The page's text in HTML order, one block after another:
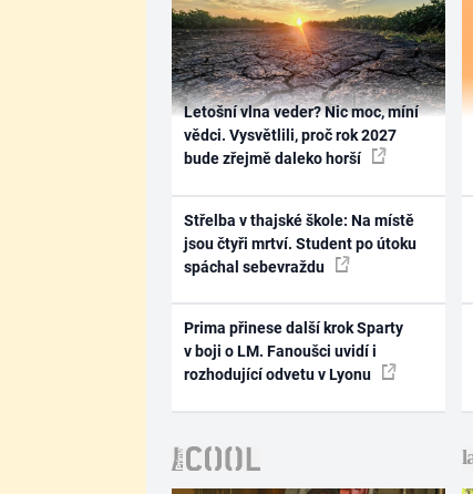
Letošní vlna veder? Nic moc, míní
vědci. Vysvětlili, proč rok 2027
bude zřejmě daleko horší
Střelba v thajské škole: Na místě
jsou čtyři mrtví. Student po útoku
spáchal sebevraždu
Prima přinese další krok Sparty
v boji o LM. Fanoušci uvidí i
rozhodující odvetu v Lyonu